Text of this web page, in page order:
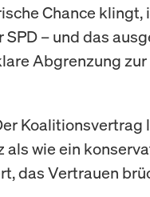
Chance
– und das
Abgrenzung
Koalitionsvertrag
als wie ein
das Vertrauen